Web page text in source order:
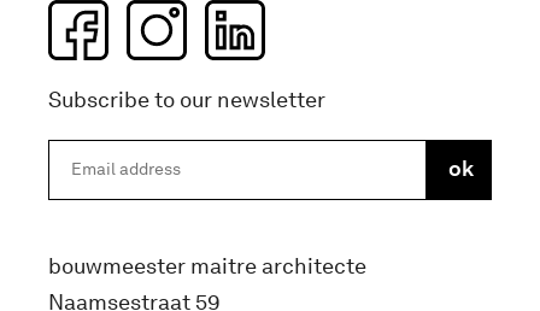
Subscribe to our newsletter
bouwmeester maitre architecte
Naamsestraat 59